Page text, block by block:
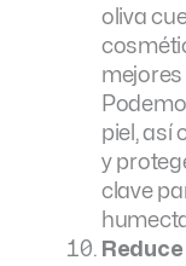
oliva
piel, así
y
clave